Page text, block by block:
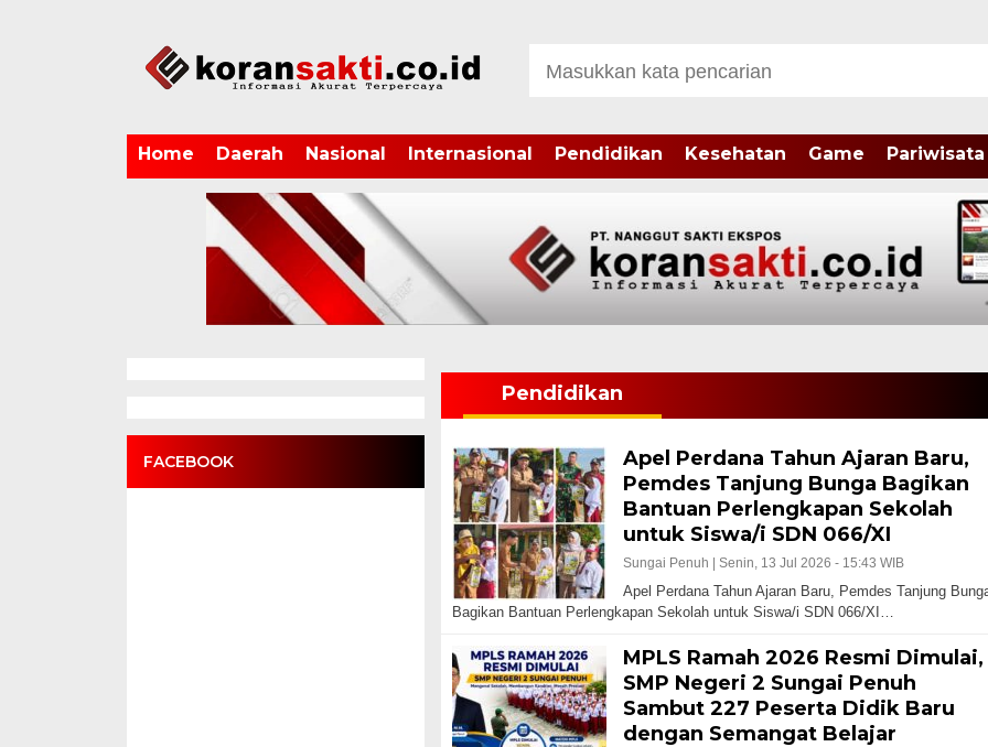
Home Daerah Nasional Internasional Pendidikan Kesehatan Game Pariwisata
FACEBOOK
Pendidikan
Apel Perdana Tahun Ajaran Baru,
Pemdes Tanjung Bunga Bagikan
Bantuan Perlengkapan Sekolah
untuk Siswa/i SDN 066/XI
Sungai Penuh | Senin, 13 Jul 2026 - 15:43 WIB
Apel Perdana Tahun Ajaran Baru, Pemdes Tanjung
Bagikan Bantuan Perlengkapan Sekolah untuk Siswa/i SDN 066/XI…
MPLS Ramah 2026 Resmi Dimulai,
SMP Negeri 2 Sungai Penuh
Sambut 227 Peserta Didik Baru
dengan Semangat Belajar